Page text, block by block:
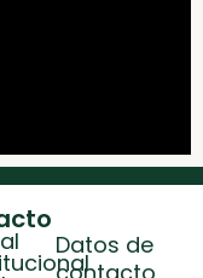
Datos de